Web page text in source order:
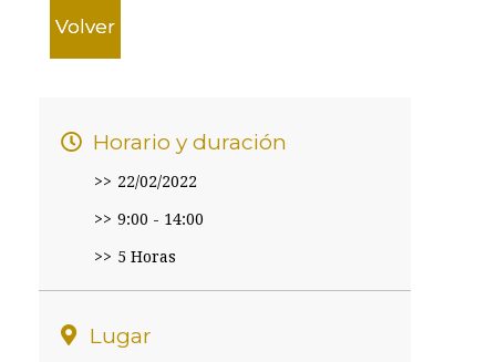
Volver
Horario y duración
22/02/2022
9:00 - 14:00
5 Horas
Lugar